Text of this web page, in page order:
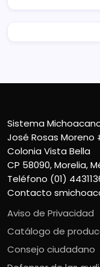
Sistema
José Rosas Moreno
Colonia Vista Bella
CP 58090, Morelia,
Teléfono (01)
Contacto
Aviso de Privacidad
Catálogo de
Consejo ciudadano